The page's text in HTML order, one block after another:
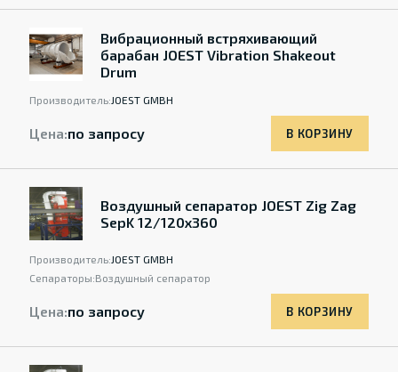
Вибрационный встряхивающий
барабан JOEST Vibration Shakeout
Drum
Производитель:JOEST GMBH
Цена:по запросу В КОРЗИНУ
Воздушный сепаратор JOEST Zig Zag
SepK 12/120x360
Производитель:JOEST GMBH
Сепараторы:Воздушный сепаратор
Цена:по запросу В КОРЗИНУ